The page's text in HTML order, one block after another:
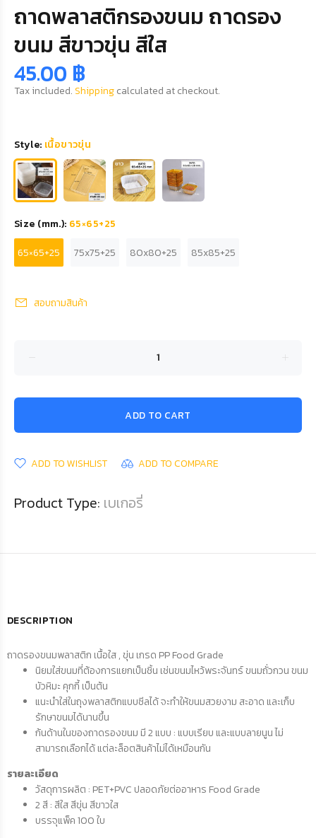
ถาดพลาสติกรองขนม ถาดรอง
ขนม สีขาวขุ่น สีใส
45.00 ฿
Tax included.Shippingcalculated at checkout.
Style: เนื้อขาวขุ่น
Size (mm.): 65×65+25
65×65+25
75x75+25 80x80+25 85x85+25
สอบถามสินค้า
ADD TO CART
ADD TO WISHLIST ADD TO COMPARE
Product Type: เบเกอรี่
DESCRIPTION
ถาดรองขนมพลาสติก เนื้อใส , ขุ่น เกรด PP Food Grade
นิยมใส่ขนมที่ต้องการแยกเป็นชิ้น เช่นขนมไหว้พระจันทร์ ขนมถั่วกวน ขนม
บัวหิมะ คุกกี้ เป็นต้น
แนะนำใส่ในถุงพลาสติกแบบซีลได้ จะทำให้ขนมสวยงาม สะอาด และเก็บ
รักษาขนมได้นานขึ้น
ก้นด้านในของถาดรองขนม มี 2 แบบ : แบบเรียบ และแบบลายนูน ไม่
สามารถเลือกได้ แต่ละล็อตสินค้าไม่ได้เหมือนกัน
รายละเอียด
วัสดุการผลิต : PET+PVC ปลอดภัยต่ออาหาร Food Grade
2 สี : สีใส สีขุ่น สีขาวใส
บรรจุแพ็ค 100 ใบ